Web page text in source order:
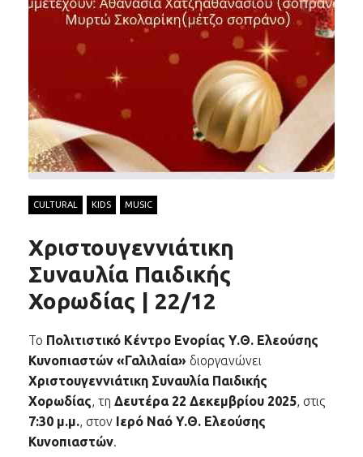
CULTURAL KIDS MUSIC
Χριστουγεννιάτικη
Συναυλία Παιδικής
Χορωδίας | 22/12
Το Πολιτιστικό Κέντρο Ενορίας Υ.Θ. Ελεούσης
Κυνοπιαστών «Γαλιλαία» διοργανώνει
Χριστουγεννιάτικη Συναυλία Παιδικής
Χορωδίας, τη Δευτέρα 22 Δεκεμβρίου 2025, στις
7:30 μ.μ., στον Ιερό Ναό Υ.Θ. Ελεούσης
Κυνοπιαστών.